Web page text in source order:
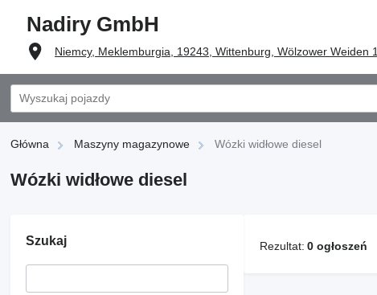
Nadiry GmbH
Niemcy, Meklemburgia, 19243, Wittenburg, Wölzower Weiden 1
Główna Maszyny magazynowe Wózki widłowe diesel
Wózki widłowe diesel
Szukaj Rezultat: 0 ogłoszeń